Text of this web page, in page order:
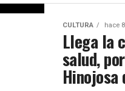
CULTURA hace
Llega la
salud,
Hinojosa